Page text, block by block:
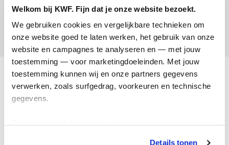
Welkom bij KWF. Fijn dat je onze website bezoekt.
We gebruiken cookies en vergelijkbare technieken om
onze website goed te laten werken, het gebruik van onze
website en campagnes te analyseren en — met jouw
toestemming — voor marketingdoeleinden. Met jouw
toestemming kunnen wij en onze partners gegevens
verwerken, zoals surfgedrag, voorkeuren en technische
gegevens.
Details tonen
Opgehaald:
€826
Acties
Actiematerialen
Kom in actie